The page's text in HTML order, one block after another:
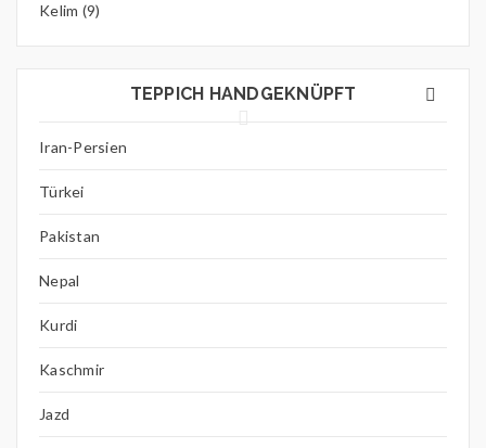
Kelim (9)
TEPPICH HANDGEKNÜPFT
Iran-Persien
Türkei
Pakistan
Nepal
Kurdi
Kaschmir
Jazd